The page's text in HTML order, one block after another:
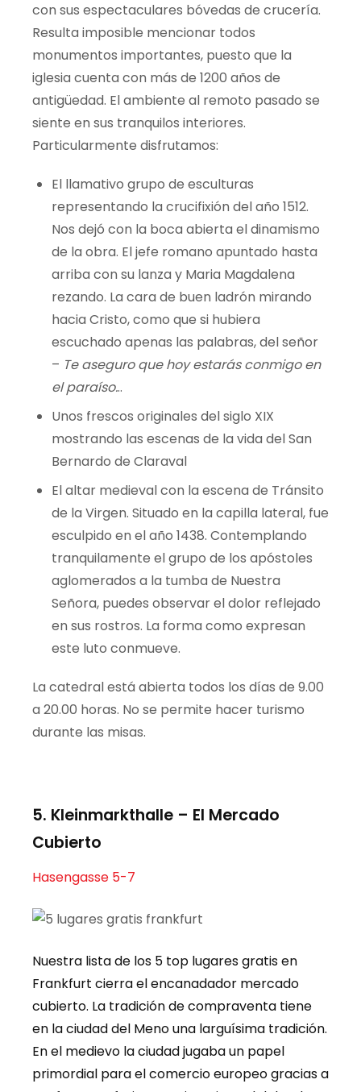
con sus espectaculares bóvedas de crucería.
Resulta imposible mencionar todos
monumentos importantes, puesto que la
iglesia cuenta con más de 1200 años de
antigüedad. El ambiente al remoto pasado se
siente en sus tranquilos interiores.
Particularmente disfrutamos:
El llamativo grupo de esculturas
representando la crucifixión del año 1512.
Nos dejó con la boca abierta el dinamismo
de la obra. El jefe romano apuntado hasta
arriba con su lanza y Maria Magdalena
rezando. La cara de buen ladrón mirando
hacia Cristo, como que si hubiera
escuchado apenas las palabras, del señor
– Te aseguro que hoy estarás conmigo en
el paraíso...
Unos frescos originales del siglo XIX
mostrando las escenas de la vida del San
Bernardo de Claraval
El altar medieval con la escena de Tránsito
de la Virgen. Situado en la capilla lateral, fue
esculpido en el año 1438. Contemplando
tranquilamente el grupo de los apóstoles
aglomerados a la tumba de Nuestra
Señora, puedes observar el dolor reflejado
en sus rostros. La forma como expresan
este luto conmueve.
La catedral está abierta todos los días de 9.00
a 20.00 horas. No se permite hacer turismo
durante las misas.
5. Kleinmarkthalle – El Mercado
Cubierto
Hasengasse 5-7
Nuestra lista de los 5 top lugares gratis en
Frankfurt cierra el encanadador mercado
cubierto. La tradicióndecompraventa tiene
en la ciudad del Meno una larguísima tradición.
Enel medievo la ciudad jugaba un papel
primordial para el comercioeuropeogracias a